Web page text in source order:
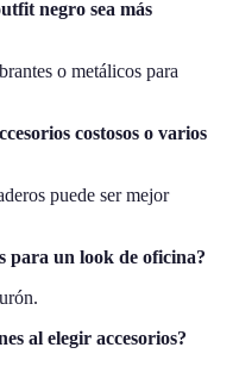
negro sea más
o metálicos para
costosos o varios
puede ser mejor
para un look de oficina?
al elegir accesorios?